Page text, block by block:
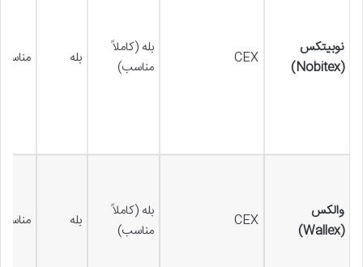
نوبیتکس
(Nobitex)
CEX
بله (کاملاً
مناسب)
بله
والکس
(Wallex)
CEX
بله (کاملاً
مناسب)
بله